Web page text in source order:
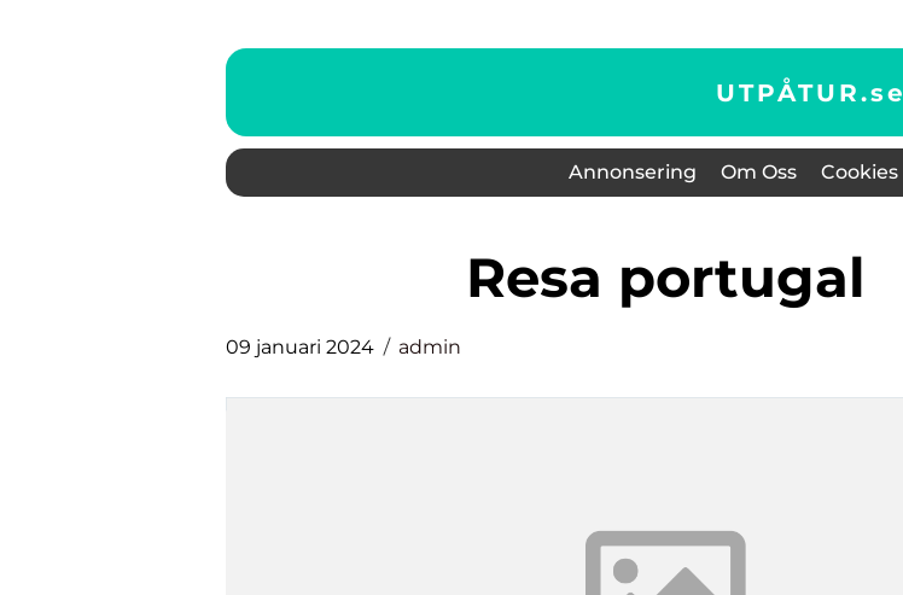
UTPÅTUR.se
Annonsering Om Oss Cookies
resa portugal
09 januari 2024 admin